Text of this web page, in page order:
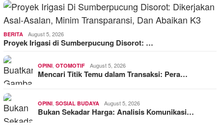
BERITA August 5, 2026
Proyek Irigasi di Sumberpucung Disorot: …
OPINI OTOMOTIF August 5, 2026
Mencari Titik Temu dalam Transaksi: Pera…
OPINI SOSIAL BUDAYA August 5, 2026
Bukan Sekadar Harga: Analisis Komunikasi…